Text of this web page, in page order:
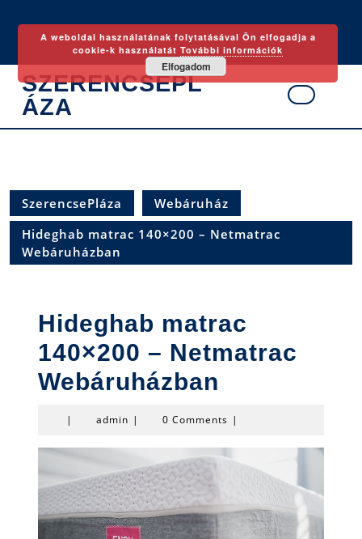
content
SZERENCSEPL
ÁZA
Open
SzerencsePláza
Webáruház
Hideghab matrac 140×200 – Netmatrac
Webáruházban
Hideghab matrac
140×200 – Netmatrac
Webáruházban
| admin admin
| 0 Comments |
A weboldal használatának folytatásával Ön elfogadja a
cookie-k használatátTovábbi információk
Elfogadom